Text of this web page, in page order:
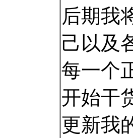
后期我
己以及
每一个
开始干
更新我